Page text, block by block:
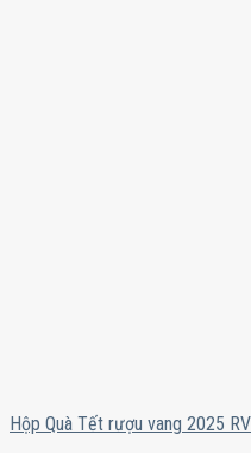
Hộp Quà Tết rượu vang 2025